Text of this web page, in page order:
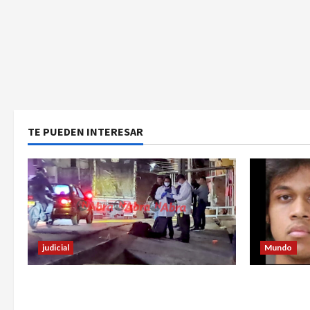
TE PUEDEN INTERESAR
judicial Mundo